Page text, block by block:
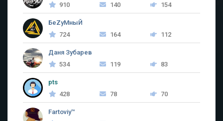
910
140 154
БеZyMныЙ
724
164 112
Даня Зубарев
534
119 83
pts
428
78 70
Fartoviy™